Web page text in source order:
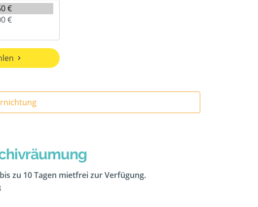
zu 10 Tagen mietfrei zur Verfügung.